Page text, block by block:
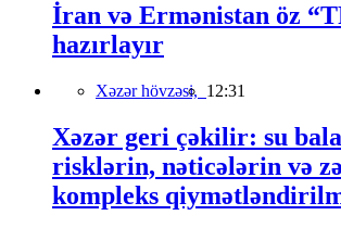
İran və Ermənistan öz
hazırlayır
Xəzər hövzəsi, 12:31
Xəzər geri çəkilir: su
risklərin, nəticələrin və
kompleks